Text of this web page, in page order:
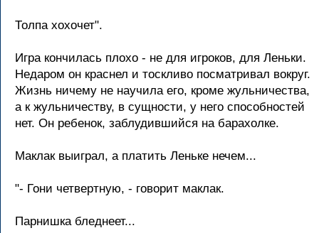
Толпа хохочет".
Игра кончилась плохо - не для игроков, для Леньки.
Недаром он краснел и тоскливо посматривал вокруг.
Жизнь ничему не научила его, кроме жульничества,
а к жульничеству, в сущности, у него способностей
нет. Он ребенок, заблудившийся на барахолке.
Маклак выиграл, а платить Леньке нечем...
"- Гони четвертную, - говорит маклак.
Парнишка бледнеет...